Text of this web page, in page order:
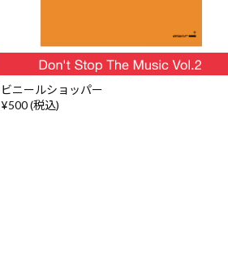
ビニールショッパー
¥500 (税込)